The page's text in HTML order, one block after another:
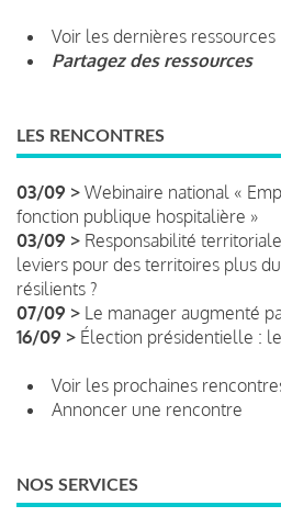
Voir les dernières ressources
Partagez des ressources
LES RENCONTRES
03/09 > Webinaire national «
fonction publique hospitalière »
03/09 > Responsabilité
leviers pour des territoires plus
résilients ?
07/09 > Le manager augmenté
16/09 > Élection présidentielle :
Voir les prochaines
Annoncer une rencontre
NOS SERVICES